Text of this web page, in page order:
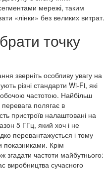
мережі, таким
«лінки» без великих витрат.
точку
зверніть особливу увагу на
різні стандарти Wi-Fi, які
частотою. Найбільш
полягає в
пристроїв налаштовані на
5 ГГц, який хоч і не
перевантажується і тому
показниками. Крім
згадати частоти майбутнього:
виробництва сучасного